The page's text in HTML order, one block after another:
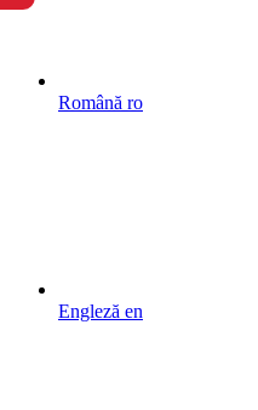
Română ro
Engleză en